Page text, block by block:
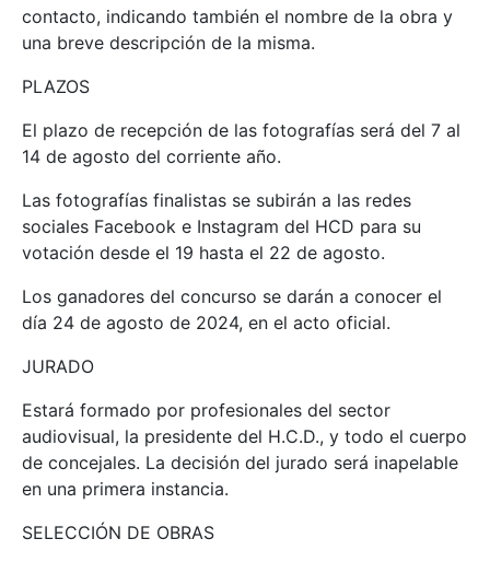
contacto, indicando también el nombre de la obra y
una breve descripción de la misma.
PLAZOS
El plazo de recepción de las fotografías será del 7 al
14 de agosto del corriente año.
Las fotografías finalistas se subirán a las redes
sociales Facebook e Instagram del HCD para su
votación desde el 19 hasta el 22 de agosto.
Los ganadores del concurso se darán a conocer el
día 24 de agosto de 2024, en el acto oficial.
JURADO
Estará formado por profesionales del sector
audiovisual, la presidente del H.C.D., y todo el cuerpo
de concejales. La decisión del jurado será inapelable
en una primera instancia.
SELECCIÓN DE OBRAS